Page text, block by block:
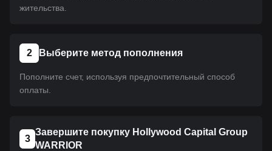
жительства.
2 Выберите метод пополнения
Пополните счет, используя предпочтительный способ
оплаты.
3
Завершите покупку Hollywood Capital Group
WARRIOR